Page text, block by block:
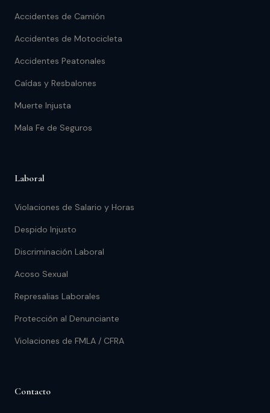
Accidentes de Camión
Accidentes de Motocicleta
Accidentes Peatonales
Caídas y Resbalones
Muerte Injusta
Mala Fe de Seguros
Laboral
Violaciones de Salario y Horas
Despido Injusto
Discriminación Laboral
Acoso Sexual
Represalias Laborales
Protección al Denunciante
Violaciones de FMLA / CFRA
Contacto